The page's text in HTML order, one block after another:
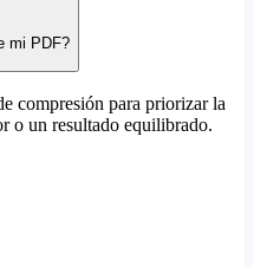
mi PDF?
compresión para priorizar la
o un resultado equilibrado.